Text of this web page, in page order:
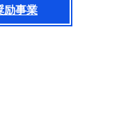
励事業